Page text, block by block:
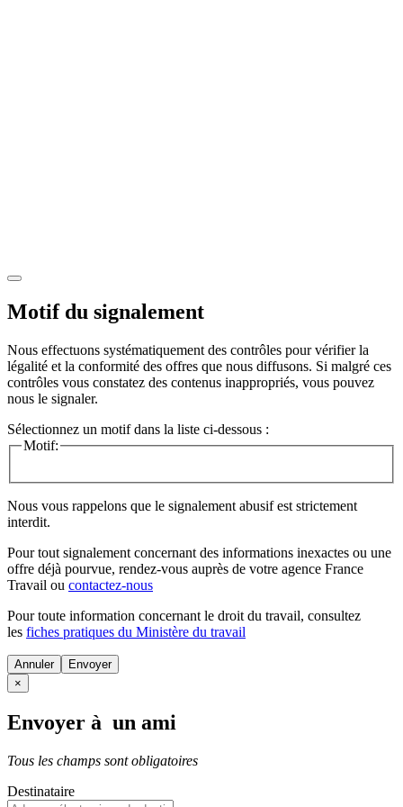
Motif du signalement
Nous effectuons systématiquement des contrôles pour vérifier la
légalité et la conformité des offres que nous diffusons. Si malgré ces
contrôles vous constatez des contenus inappropriés, vous pouvez
nous le signaler.
Sélectionnez un motif dans la liste ci-dessous :
Motif:
Nous vous rappelons que le signalement abusif est strictement
interdit.
Pour tout signalement concernant des informations inexactes ou une
offre déjà pourvue, rendez-vous auprès de votre agence France
Travail ou contactez-nous
Pour toute information concernant le droit du travail, consultez
les fiches pratiques du Ministère du travail
Annuler
×
Envoyer à un ami
Tous les champs sont obligatoires
Destinataire